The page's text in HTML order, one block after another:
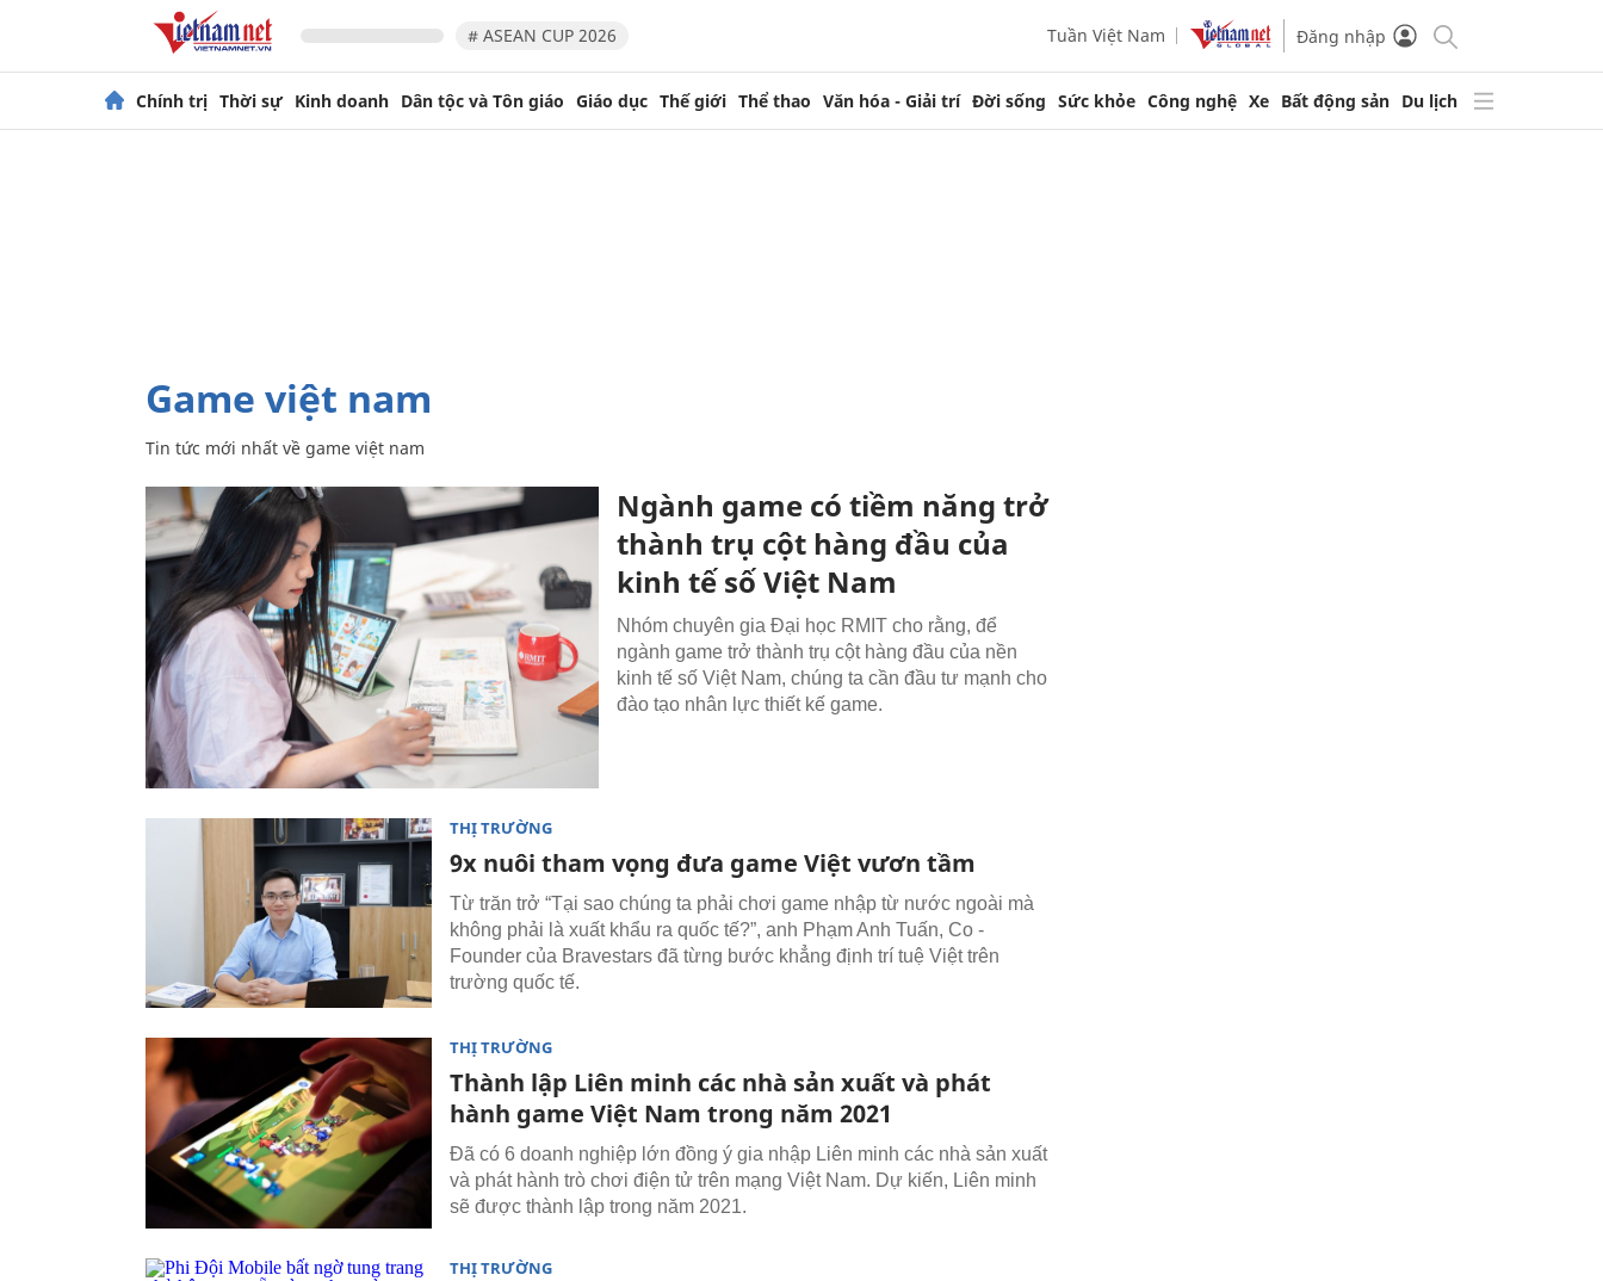
# ASEAN CUP 2026 Tuần Việt Nam Đăng nhập
Chính trị Thời sự Kinh doanh Dân tộc và Tôn giáo Giáo dục Thế giới Thể thao Văn hóa - Giải trí Đời sống Sức khỏe Công nghệ Xe Bất động sản Du lịch
game việt nam
Tin tức mới nhất về game việt nam
Ngành game có tiềm năng trở
thành trụ cột hàng đầu của
kinh tế số Việt Nam
Nhóm chuyên gia Đại học RMIT cho rằng, để
ngành game trở thành trụ cột hàng đầu của nền
kinh tế số Việt Nam, chúng ta cần đầu tư mạnh cho
đào tạo nhân lực thiết kế game.
THỊ TRƯỜNG
9x nuôi tham vọng đưa game Việt vươn tầm
Từ trăn trở “Tại sao chúng ta phải chơi game nhập từ nước ngoài mà
không phải là xuất khẩu ra quốc tế?”, anh Phạm Anh Tuấn, Co -
Founder của Bravestars đã từng bước khẳng định trí tuệ Việt trên
trường quốc tế.
THỊ TRƯỜNG
Thành lập Liên minh các nhà sản xuất và phát
hành game Việt Nam trong năm 2021
Đã có 6 doanh nghiệp lớn đồng ý gia nhập Liên minh các nhà sản xuất
và phát hành trò chơi điện tử trên mạng Việt Nam. Dự kiến, Liên minh
sẽ được thành lập trong năm 2021.
THỊ TRƯỜNG